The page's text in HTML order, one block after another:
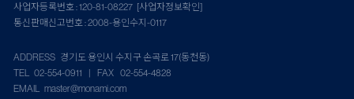
사업자등록번호 : 120-81-08227 [사업자정보확인]
통신판매신고번호 : 2008-용인수지-0117
ADDRESS 경기도 용인시 수지구 손곡로 17(동천동)
TEL 02-554-0911 | FAX 02-554-4828
EMAIL master@monami.com